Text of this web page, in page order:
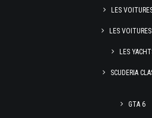
LES
LES
LES
SCUDERIA
GTA 6